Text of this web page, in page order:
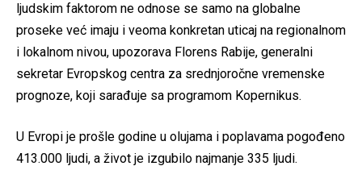
ljudskim faktorom ne odnose se samo na globalne
proseke već imaju i veoma konkretan uticaj na regionalnom
i lokalnom nivou, upozorava Florens Rabije, generalni
sekretar Evropskog centra za srednjoročne vremenske
prognoze, koji sarađuje sa programom Kopernikus.
U Evropi je prošle godine u olujama i poplavama pogođeno
413.000 ljudi, a život je izgubilo najmanje 335 ljudi.